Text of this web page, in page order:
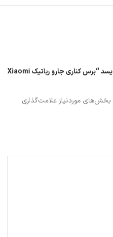
اولین کسی باشید که دیدگاهی می نویسد “برس کناری جارو رباتیک Xiaomi
بخش‌های موردنیاز علامت‌گذاری